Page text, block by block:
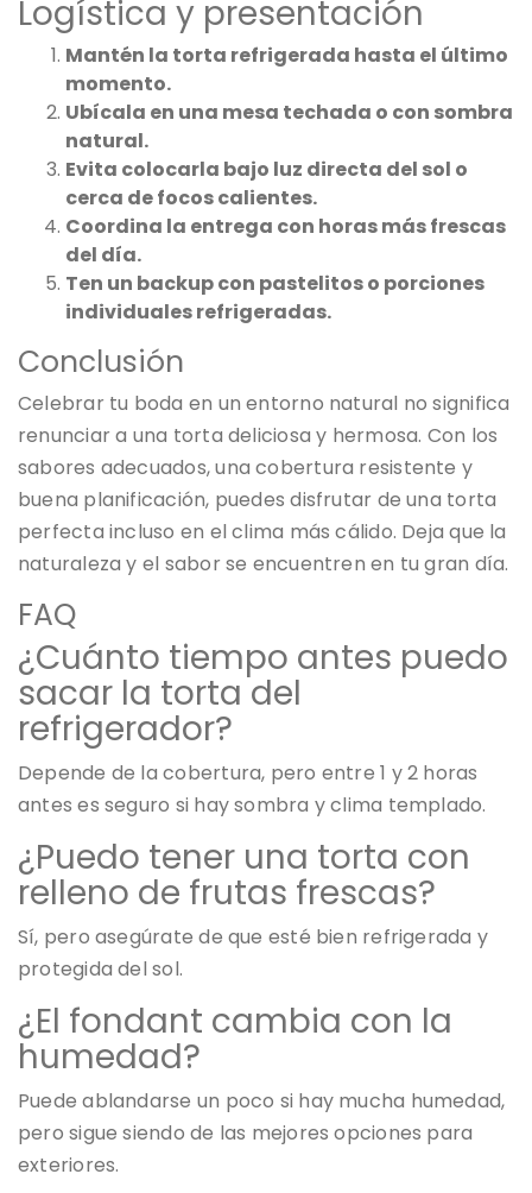
Logística y presentación
Mantén la torta refrigerada hasta el último
momento.
Ubícala en una mesa techada o con sombra
natural.
Evita colocarla bajo luz directa del sol o
cerca de focos calientes.
Coordina la entrega con horas más frescas
del día.
Ten un backup con pastelitos o porciones
individuales refrigeradas.
Conclusión
Celebrar tu boda en un entorno natural no significa
renunciar a una torta deliciosa y hermosa. Con los
sabores adecuados, una cobertura resistente y
buena planificación, puedes disfrutar de una torta
perfecta incluso en el clima más cálido. Deja que la
naturaleza y el sabor se encuentren en tu gran día.
FAQ
¿Cuánto tiempo antes puedo
sacar la torta del
refrigerador?
Depende de la cobertura, pero entre 1 y 2 horas
antes es seguro si hay sombra y clima templado.
¿Puedo tener una torta con
relleno de frutas frescas?
Sí, pero asegúrate de que esté bien refrigerada y
protegida del sol.
¿El fondant cambia con la
humedad?
Puede ablandarse un poco si hay mucha humedad,
pero sigue siendo de las mejores opciones para
exteriores.